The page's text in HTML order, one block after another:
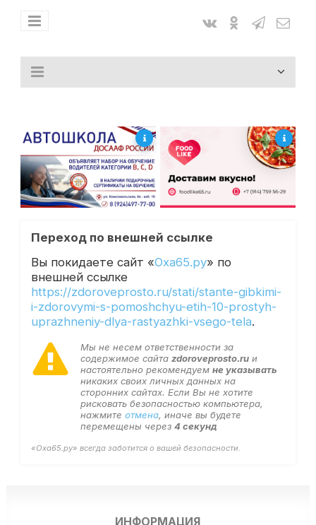
Переход по внешней ссылке
Вы покидаете сайт «Оха65.ру» по
внешней ссылке
https://zdoroveprosto.ru/stati/stante-gibkimi-
i-zdorovymi-s-pomoshchyu-etih-10-prostyh-
uprazhneniy-dlya-rastyazhki-vsego-tela.
Мы не несем ответственности за
содержимое сайта zdoroveprosto.ruи
настоятельно рекомендуем не указывать
никаких своих личных данных на
сторонних сайтах. Если Вы не хотите
рисковать безопасностью компьютера,
нажмите отмена, иначе вы будете
перемещены через 4 секунд
«Оха65.ру» всегда заботится о вашей безопасности.
ИНФОРМАЦИЯ